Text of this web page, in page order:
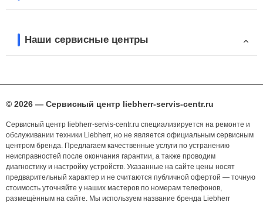
Наши сервисные центры
© 2026 — Сервисный центр liebherr-servis-centr.ru
Сервисный центр liebherr-servis-centr.ru специализируется на ремонте и
обслуживании техники Liebherr, но не является официальным сервисным
центром бренда. Предлагаем качественные услуги по устранению
неисправностей после окончания гарантии, а также проводим
диагностику и настройку устройств. Указанные на сайте цены носят
предварительный характер и не считаются публичной офертой — точную
стоимость уточняйте у наших мастеров по номерам телефонов,
размещённым на сайте. Мы используем название бренда Liebherr